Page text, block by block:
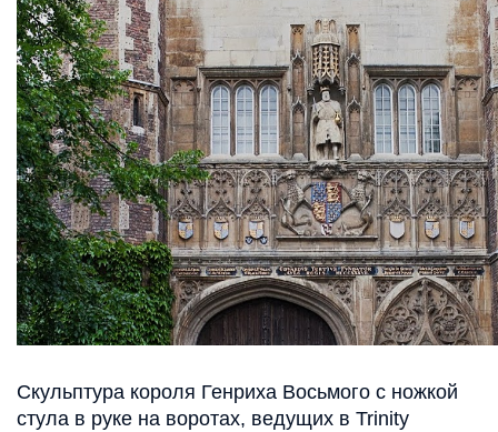
Скульптура короля Генриха Восьмого с ножкой
стула в руке на воротах, ведущих в Trinity